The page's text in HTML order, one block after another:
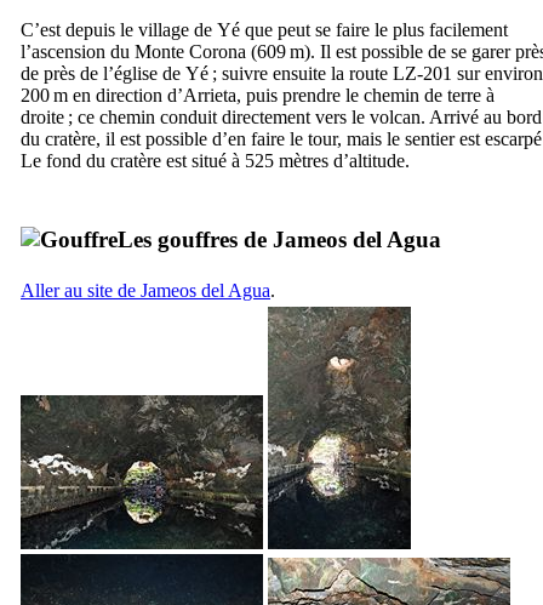
C’est depuis le village de Yé que peut se faire le plus facilement
l’ascension du Monte Corona (609 m). Il est possible de se garer
de près de l’église de Yé ; suivre ensuite la route LZ-201 sur environ
200 m en direction d’Arrieta, puis prendre le chemin de terre à
droite ; ce chemin conduit directement vers le volcan. Arrivé au bord
du cratère, il est possible d’en faire le tour, mais le sentier est
Le fond du cratère est situé à 525 mètres d’altitude.
Les gouffres de Jameos del Agua
Aller au site de Jameos del Agua.